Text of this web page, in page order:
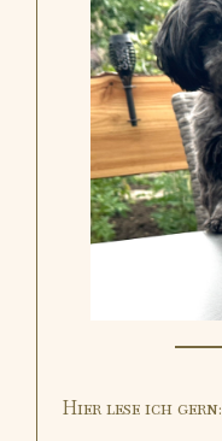
Hier lese ich gern: